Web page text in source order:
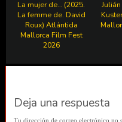
La mujer de… (2025.
La femme de. David
Roux) Atlántida
Mallorca Film Fest
2026
Deja una respuesta
Tu dirección de correo electrónico no